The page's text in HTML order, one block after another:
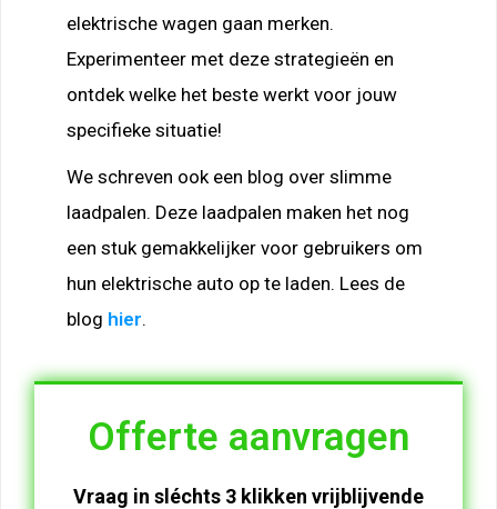
elektrische wagen gaan merken.
Experimenteer met deze strategieën en
ontdek welke het beste werkt voor jouw
specifieke situatie!
We schreven ook een blog over slimme
laadpalen. Deze laadpalen maken het nog
een stuk gemakkelijker voor gebruikers om
hun elektrische auto op te laden. Lees de
blog hier.
Offerte aanvragen
Vraag in sléchts 3 klikken vrijblijvende